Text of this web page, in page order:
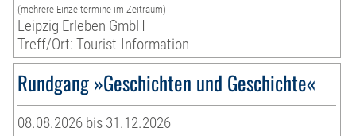
(mehrere Einzeltermine im Zeitraum)
Leipzig Erleben GmbH
Treff/Ort: Tourist-Information
Rundgang »Geschichten und Geschichte«
08.08.2026 bis 31.12.2026